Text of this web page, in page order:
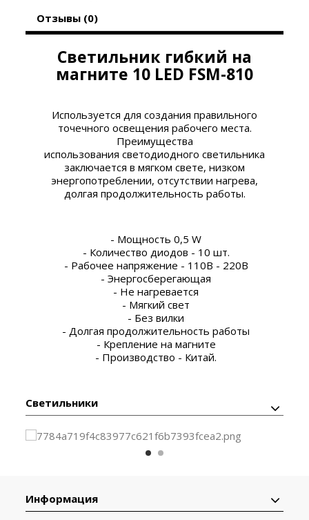
Отзывы (0)
Светильник гибкий на
магните 10 LED FSM-810
Используется для создания правильного
точечного освещения рабочего места.
Преимущества
использования светодиодного светильника
заключается в мягком свете, низком
энергопотреблении, отсутствии нагрева,
долгая продолжительность работы.
- Мощность 0,5 W
- Количество диодов - 10 шт.
- Рабочее напряжение - 110В - 220В
- Энергосберегающая
- Не нагревается
- Мягкий свет
- Без вилки
- Долгая продолжительность работы
- Крепление на магните
- Производство - Китай.
Светильники
Информация